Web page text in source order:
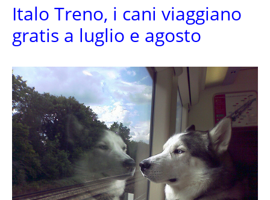
Italo Treno, i cani viaggiano
gratis a luglio e agosto